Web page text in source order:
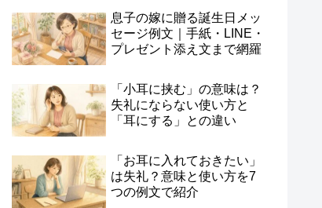
息子の嫁に贈る誕生日メッ
セージ例文｜手紙・LINE・
プレゼント添え文まで網羅
「小耳に挟む」の意味は？
失礼にならない使い方と
「耳にする」との違い
「お耳に入れておきたい」
は失礼？意味と使い方を7
つの例文で紹介